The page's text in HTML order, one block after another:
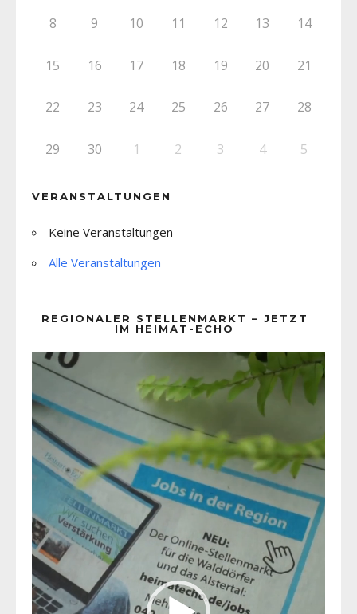
8 9 10 11 12 13 14
15 16 17 18 19 20 21
22 23 24 25 26 27 28
29 30 1 2 3 4 5
VERANSTALTUNGEN
Keine Veranstaltungen
Alle Veranstaltungen
REGIONALER STELLENMARKT – JETZT
IM HEIMAT-ECHO
Player